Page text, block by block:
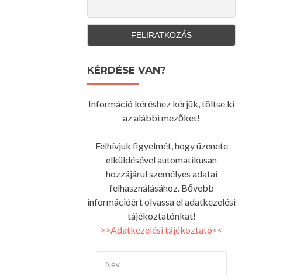
KÉRDÉSE VAN?
Információ kéréshez kérjük, töltse ki
az alábbi mezőket!
Felhívjuk figyelmét, hogy üzenete
elküldésével automatikusan
hozzájárul személyes adatai
felhasználásához. Bővebb
információért olvassa el adatkezelési
tájékoztatónkat!
>>Adatkezelési tájékoztató<<